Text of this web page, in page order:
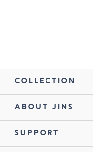
COLLECTION
ABOUT JINS
SUPPORT